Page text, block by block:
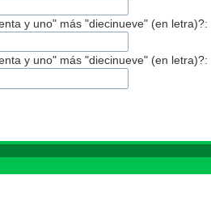
y uno" más "diecinueve" (en letra)?:
y uno" más "diecinueve" (en letra)?: